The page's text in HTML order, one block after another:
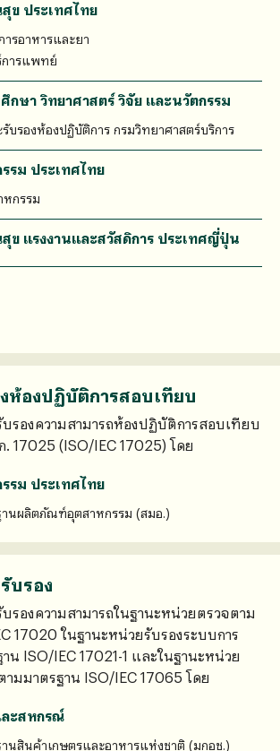
ข ประเทศไทย
รอาหารและยา
การแพทย์
กษา วิทยาศาสตร์ วิจัย และนวัตกรรม
บรองห้องปฏิบัติการ กรมวิทยาศาสตร์บริการ
รม ประเทศไทย
หกรรม
ข แรงงานและสวัสดิการ ประเทศญี่ปุ่น
ห้องปฏิบัติการสอบเทียบ
บรองความสามารถห้องปฏิบัติการสอบเทียบ
17025 (ISO/IEC 17025) โดย
รม ประเทศไทย
นผลิตภัณฑ์อุตสาหกรรม (สมอ.)
บรอง
บรองความสามารถในฐานะหน่วยตรวจตาม
17020 ในฐานะหน่วยรับรองระบบการ
น ISO/IEC 17021-1 และในฐานะหน่วย
มาตรฐาน ISO/IEC 17065 โดย
ละสหกรณ์
นสินค้าเกษตรและอาหารแห่งชาติ (มกอช.)